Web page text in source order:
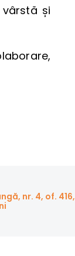
și
nr. 4, of. 416,